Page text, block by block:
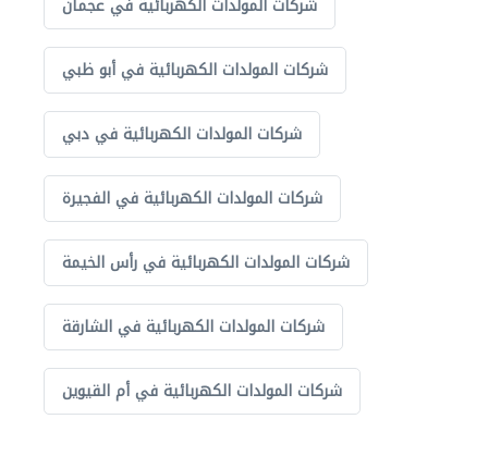
شركات المولدات الكهربائية في عجمان
شركات المولدات الكهربائية في أبو ظبي
شركات المولدات الكهربائية في دبي
شركات المولدات الكهربائية في الفجيرة
شركات المولدات الكهربائية في رأس الخيمة
شركات المولدات الكهربائية في الشارقة
شركات المولدات الكهربائية في أم القيوين